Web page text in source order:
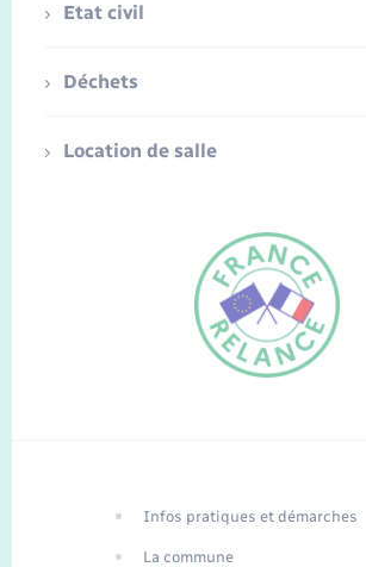
Traduction du
Etat civil
Déchets
Location de salle
Infos pratiques et démarches
La commune